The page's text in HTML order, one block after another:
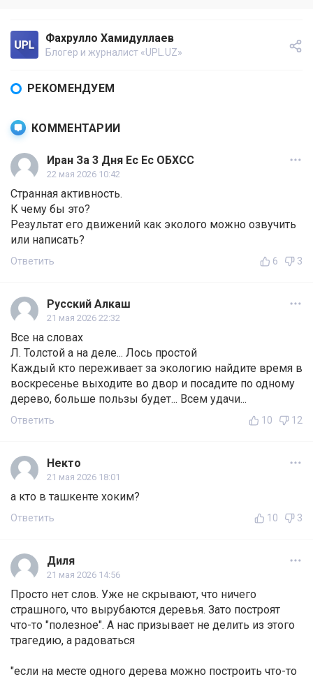
Фахрулло Хамидуллаев
Блогер и журналист «UPL.UZ»
РЕКОМЕНДУЕМ
КОММЕНТАРИИ
Иран За 3 Дня Ес Ес ОБХСС
22 мая 2026 10:42
Странная активность.
К чему бы это?
Результат его движений как эколого можно озвучить
или написать?
Ответить 6 3
Русский Алкаш
21 мая 2026 22:32
Все на словах
Л. Толстой а на деле... Лось простой
Каждый кто переживает за экологию найдите время в
воскресенье выходите во двор и посадите по одному
дерево, больше пользы будет... Всем удачи...
Ответить 10 12
Некто
21 мая 2026 18:01
а кто в ташкенте хоким?
Ответить 10 3
Диля
21 мая 2026 14:56
Просто нет слов. Уже не скрывают, что ничего
страшного, что вырубаются деревья. Зато построят
что-то "полезное". А нас призывает не делить из этого
трагедию, а радоваться
"если на месте одного дерева можно построить что-то